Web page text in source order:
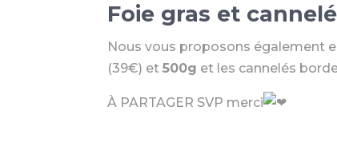
Foie gras et
Nous vous proposons également
(39€) et500g et les cannelés
À PARTAGER SVP merci